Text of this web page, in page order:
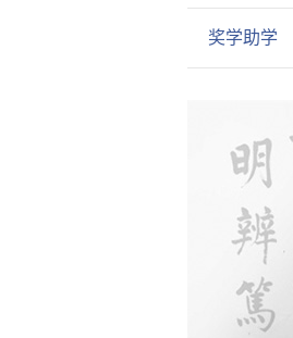
奖学助学